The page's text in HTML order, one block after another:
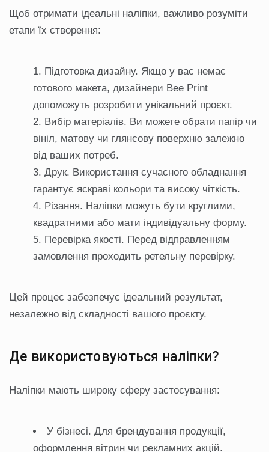
Щоб отримати ідеальні наліпки, важливо розуміти
етапи їх створення:
Підготовка дизайну. Якщо у вас немає
готового макета, дизайнери Bee Print
допоможуть розробити унікальний проєкт.
Вибір матеріалів. Ви можете обрати папір чи
вініл, матову чи глянсову поверхню залежно
від ваших потреб.
Друк. Використання сучасного обладнання
гарантує яскраві кольори та високу чіткість.
Різання. Наліпки можуть бути круглими,
квадратними або мати індивідуальну форму.
Перевірка якості. Перед відправленням
замовлення проходить ретельну перевірку.
Цей процес забезпечує ідеальний результат,
незалежно від складності вашого проєкту.
Де використовуються наліпки?
Наліпки мають широку сферу застосування:
У бізнесі. Для брендування продукції,
оформлення вітрин чи рекламних акцій.